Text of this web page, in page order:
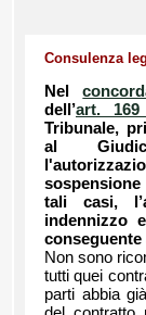
Consulenza
Nel
dell’art.
Tribunale,
al
tali casi,
indennizzo
conseguente
Non sono
tutti quei
parti abbia